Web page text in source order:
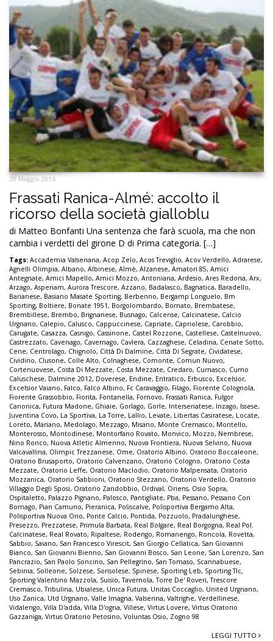
29 Maggio 2014
Frassati Ranica-Almé: accolto il
ricorso della società gialloblu
di Matteo Bonfanti Una sentenza che farà scuola, ma che non
cambia i verdetti del girone D di Prima categoria. […]
Tags: Accademia Valseriana, Acop Zelo, Acos Treviglio, Acov Verdello, Adrarese,
Agnelli Olimpia, Albano, Albinese, Almè, Alzanese, Amatori 85, Amici
Antegnate, Amici Mapello, Amici Mozzo, Antoniana, Ardesio, Ares Redona, Arx,
Arzago, Asperiam, Aurora Trescore, Azzano, Badalasco, Bagnatica, Baradello,
Barianese, Basiano Masate Sporting, Berbenno, Bergamp Longuelo, Bm
Sporting, Boltiere, Bonate 1951, Borgolombardo, Bornato, Brembatese,
Brembillese, Brembo, Brignanese, Busnago, Calcense, Calcinatese, Calcio
Urgnano, Calepio, Calusco, Cappuccinese, Capriate, Capriolese, Carobbio,
Carugate, Casazza, Casnigo, Cassinone, Castel Rozzone, Castellese, Castelnuovo,
Castrezzato, Cavenago, Cavernago, Cavlera, Cazzaghese, Celadina, Cenate Sotto,
Cene, Centrolago, Chignolo, Città Di Dalmine, Città Di Segrate, Cividatese,
Cividino, Clusone, Colle Alto, Colnaghese, Comonte, Comun Nuovo,
Cortenuovese, Costa Di Mezzate, Costa Mezzate, Credaro, Curnasco, Curno
Caluschese, Dalmine 2012, Doverese, Endine, Entratico, Erbusco, Excelsior,
Excelsior Vaiano, Falco, Falco Albino, Fc Caravaggio, Filago, Fiorente Colognola,
Fiorente Grassobbio, Fiorita, Fontanella, Fornovo, Frassati Ranica, Fulgor
Canonica, Futura Madone, Ghiaie, Gorlago, Gorle, Interseriatese, Inzago, Issese,
Juventina Covo, La Sportiva, La Torre, Lallio, Levate, Libertas Casiratese, Locate,
Loreto, Mariano, Medolago, Mezzago, Misano, Monte Cremasco, Montello,
Monterosso, Montodinese, Montorfano Rovato, Monvico, Mozzo, Nembrese,
Nino Ronco, Nuova Atletic Almenno, Nuova Frontiera, Nuova Selvino, Nuova
Valcavallina, Olimpic Trezzanese, Ome, Oratorio Albino, Oratorio Boccaleone,
Oratorio Brusaporto, Oratorio Calvenzano, Oratorio Cologno, Oratorio Costa
Mezzate, Oratorio Leffe, Oratorio Maclodio, Oratorio Malpensata, Oratorio
Mozzanica, Oratorio Sabbioni, Oratorio Stezzano, Oratorio Verdello, Oratorio
Villaggio Degli Sposi, Oratorio Zandobbio, Ordival, Oriens, Osio Sopra,
Ospitaletto, Palazzo Pignano, Palosco, Pantigliate, Pba, Pessano, Pessano Con
Bornago, Pian Camuno, Pieranica, Poliscalve, Polisportiva Bergamo Alta,
Polisportiva Nuova Orio, Ponte Calcio, Pontida, Pozzuolo, Pradalunghese,
Presezzo, Prezzatese, Primula Barbata, Real Bolgare, Real Borgogna, Real Pol.
Calcinatese, Real Rovato, Ripaltese, Rodengo, Romanengo, Roncola, Rovetta,
Sabbio, Saiano, San Francesco Virescit, San Giorgio Cellatica, San Giovanni
Bianco, San Giovanni Bienno, San Giovanni Bosco, San Leone, San Lorenzo, San
Pancrazio, San Paolo Soncino, San Pellegrino, San Tomaso, Scannabuese,
Sebinia, Solleone, Solzese, Sorisolese, Spinese, Sporting Leb, Sporting Tlc,
Sporting Valentino Mazzola, Suisio,Tavernola,Torre De' Roveri,Trescore
Cremasco,Tribulina, Ubialese, Unica Futura, Unitas Coccaglio, United Urgnano,
Uso Zanica, Utd Urgnano, Valle Imagna, Valserina, Valtrighe, Verdellinese,
Vidalengo, Villa D'adda, Villa D'ogna, Villese, Virtus Lovere, Virtus Oratorio
Gazzaniga, Virtus Oratorio Petosino, Voluntas Osio, Zogno 98
LEGGI TUTTO